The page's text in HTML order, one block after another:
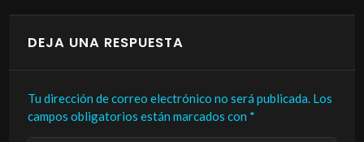
DEJA UNA RESPUESTA
Tu dirección de correo electrónico no será publicada. Los
campos obligatorios están marcados con *